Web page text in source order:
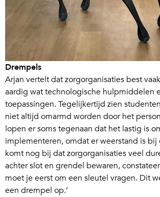
Drempels
Arjan vertelt dat zorgorganisaties best
aardig wat technologische hulpmiddelen
toepassingen. Tegelijkertijd zien
niet altijd omarmd worden door het
lopen er soms tegenaan dat het lastig is
implementeren, omdat er weerstand is bij
komt nog bij dat zorgorganisaties veel
achter slot en grendel bewaren,
moet je eerst om een sleutel vragen. Dit
een drempel op.’